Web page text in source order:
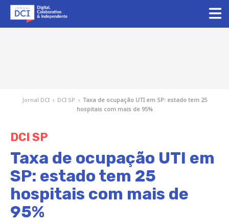
Jornal DCI › DCI SP › Taxa de ocupação UTI em SP: estado tem 25
hospitais com mais de 95%
DCI SP
Taxa de ocupação UTI em
SP: estado tem 25
hospitais com mais de
95%